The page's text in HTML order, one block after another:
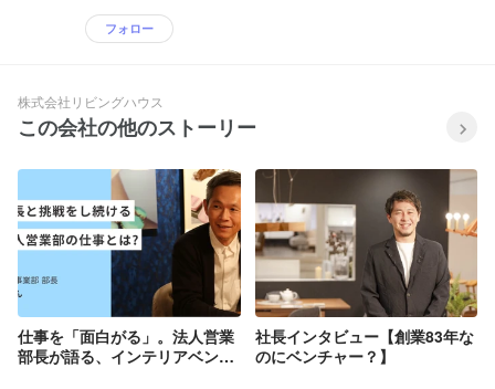
フォロー
株式会社リビングハウス
この会社の他のストーリー
仕事を「面白がる」。法人営業
部長が語る、インテリアベンチ
社長インタビュー【創業83年な
のにベンチャー？】